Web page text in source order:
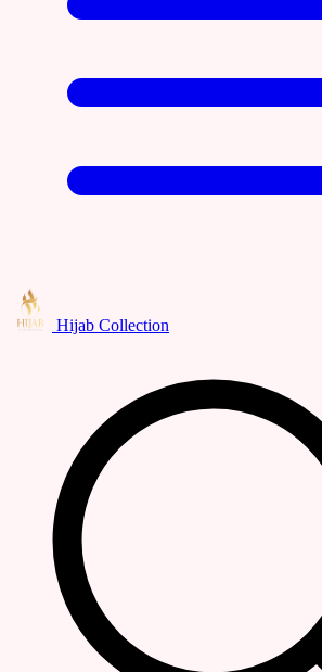
Hijab Collection